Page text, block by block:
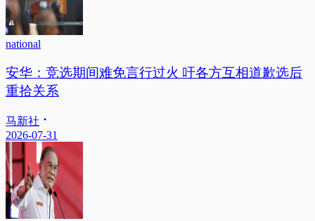
national
安华：竞选期间难免言行过火 吁各方互相道歉选后
重拾关系
马新社
2026-07-31